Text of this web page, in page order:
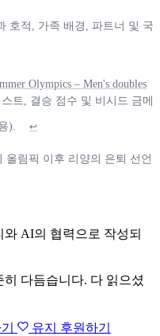
호적, 가족 배경, 파트너 및 국
Olympics – Men's doubles
트, 결승 점수 및 비시드 금메
). ↩
림픽 이후 리양의 은퇴 선언
AI의 협력으로 작성되
다듬습니다. 다 읽으셨
유지 후원하기